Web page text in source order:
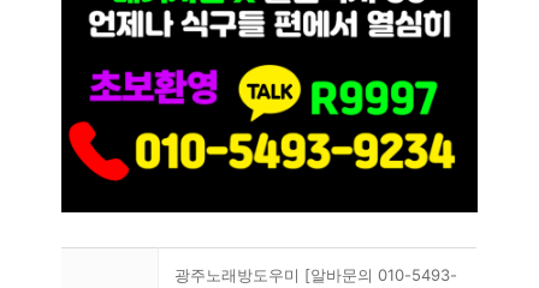
광주노래방도우미 [알바문의 010-5493-